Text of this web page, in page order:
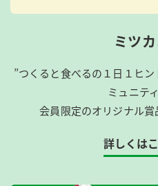
ミツ
”つくると食べるの１日１ヒ
ミュニテ
会員限定のオリジナル賞
詳しくは